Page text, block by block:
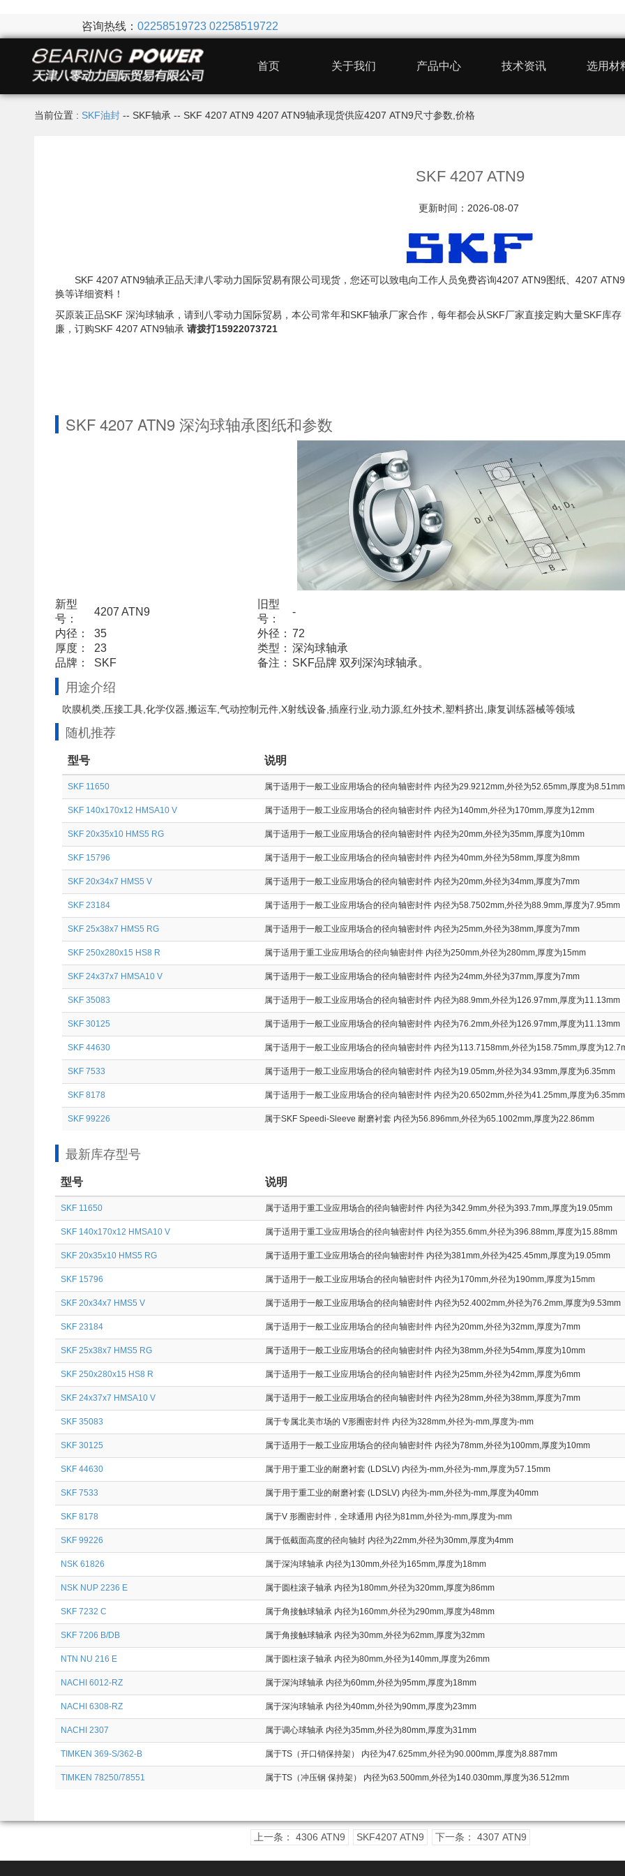
咨询热线： 02258519723 02258519722
首页 关于我们 产品中心 技术资讯 选用材
当前位置 : SKF油封-- SKF轴承 -- SKF 4207 ATN9 4207 ATN9轴承现货供应4207 ATN9尺寸参数,价格
SKF 4207 ATN9
更新时间：2026-08-07
SKF 4207 ATN9轴承正品天津八零动力国际贸易有限公司现货，您还可以致电向工作人员免费咨询4207 ATN9图纸、4207
换等详细资料！
买原装正品SKF 深沟球轴承，请到八零动力国际贸易，本公司常年和SKF轴承厂家合作，每年都会从SKF厂家直接定购大量SKF库
廉，订购SKF 4207 ATN9轴承 请拨打15922073721
SKF 4207 ATN9 深沟球轴承图纸和参数
新型
号：
4207 ATN9
旧型
号：
-
内径：
35 外径： 72
厚度：
23 类型： 深沟球轴承
品牌：
SKF 备注： SKF品牌 双列深沟球轴承。
用途介绍
吹膜机类,压接工具,化学仪器,搬运车,气动控制元件,X射线设备,插座行业,动力源,红外技术,塑料挤出,康复训练器械等领域
随机推荐
型号 说明
SKF 11650 属于适用于一般工业应用场合的径向轴密封件 内径为29.9212mm,外径为52.65mm,厚度为8.51mm
SKF 140x170x12 HMSA10 V 属于适用于一般工业应用场合的径向轴密封件 内径为140mm,外径为170mm,厚度为12mm
SKF 20x35x10 HMS5 RG 属于适用于一般工业应用场合的径向轴密封件 内径为20mm,外径为35mm,厚度为10mm
SKF 15796 属于适用于一般工业应用场合的径向轴密封件 内径为40mm,外径为58mm,厚度为8mm
SKF 20x34x7 HMS5 V 属于适用于一般工业应用场合的径向轴密封件 内径为20mm,外径为34mm,厚度为7mm
SKF 23184 属于适用于一般工业应用场合的径向轴密封件 内径为58.7502mm,外径为88.9mm,厚度为7.95mm
SKF 25x38x7 HMS5 RG 属于适用于一般工业应用场合的径向轴密封件 内径为25mm,外径为38mm,厚度为7mm
SKF 250x280x15 HS8 R 属于适用于重工业应用场合的径向轴密封件 内径为250mm,外径为280mm,厚度为15mm
SKF 24x37x7 HMSA10 V 属于适用于一般工业应用场合的径向轴密封件 内径为24mm,外径为37mm,厚度为7mm
SKF 35083 属于适用于一般工业应用场合的径向轴密封件 内径为88.9mm,外径为126.97mm,厚度为11.13mm
SKF 30125 属于适用于一般工业应用场合的径向轴密封件 内径为76.2mm,外径为126.97mm,厚度为11.13mm
SKF 44630 属于适用于一般工业应用场合的径向轴密封件 内径为113.7158mm,外径为158.75mm,厚度为
SKF 7533 属于适用于一般工业应用场合的径向轴密封件 内径为19.05mm,外径为34.93mm,厚度为6.35mm
SKF 8178 属于适用于一般工业应用场合的径向轴密封件 内径为20.6502mm,外径为41.25mm,厚度为6.35mm
SKF 99226 属于SKF Speedi-Sleeve 耐磨衬套 内径为56.896mm,外径为65.1002mm,厚度为22.86mm
最新库存型号
型号 说明
SKF 11650 属于适用于重工业应用场合的径向轴密封件 内径为342.9mm,外径为393.7mm,厚度为19.05mm
SKF 140x170x12 HMSA10 V 属于适用于重工业应用场合的径向轴密封件 内径为355.6mm,外径为396.88mm,厚度为15.88mm
SKF 20x35x10 HMS5 RG 属于适用于重工业应用场合的径向轴密封件 内径为381mm,外径为425.45mm,厚度为19.05mm
SKF 15796 属于适用于一般工业应用场合的径向轴密封件 内径为170mm,外径为190mm,厚度为15mm
SKF 20x34x7 HMS5 V 属于适用于一般工业应用场合的径向轴密封件 内径为52.4002mm,外径为76.2mm,厚度为9.53mm
SKF 23184 属于适用于一般工业应用场合的径向轴密封件 内径为20mm,外径为32mm,厚度为7mm
SKF 25x38x7 HMS5 RG 属于适用于一般工业应用场合的径向轴密封件 内径为38mm,外径为54mm,厚度为10mm
SKF 250x280x15 HS8 R 属于适用于一般工业应用场合的径向轴密封件 内径为25mm,外径为42mm,厚度为6mm
SKF 24x37x7 HMSA10 V 属于适用于一般工业应用场合的径向轴密封件 内径为28mm,外径为38mm,厚度为7mm
SKF 35083 属于专属北美市场的 V形圈密封件 内径为328mm,外径为-mm,厚度为-mm
SKF 30125 属于适用于一般工业应用场合的径向轴密封件 内径为78mm,外径为100mm,厚度为10mm
SKF 44630 属于用于重工业的耐磨衬套 (LDSLV) 内径为-mm,外径为-mm,厚度为57.15mm
SKF 7533 属于用于重工业的耐磨衬套 (LDSLV) 内径为-mm,外径为-mm,厚度为40mm
SKF 8178 属于V 形圈密封件，全球通用 内径为81mm,外径为-mm,厚度为-mm
SKF 99226 属于低截面高度的径向轴封 内径为22mm,外径为30mm,厚度为4mm
NSK 61826 属于深沟球轴承 内径为130mm,外径为165mm,厚度为18mm
NSK NUP 2236 E 属于圆柱滚子轴承 内径为180mm,外径为320mm,厚度为86mm
SKF 7232 C 属于角接触球轴承 内径为160mm,外径为290mm,厚度为48mm
SKF 7206 B/DB 属于角接触球轴承 内径为30mm,外径为62mm,厚度为32mm
NTN NU 216 E 属于圆柱滚子轴承 内径为80mm,外径为140mm,厚度为26mm
NACHI 6012-RZ 属于深沟球轴承 内径为60mm,外径为95mm,厚度为18mm
NACHI 6308-RZ 属于深沟球轴承 内径为40mm,外径为90mm,厚度为23mm
NACHI 2307 属于调心球轴承 内径为35mm,外径为80mm,厚度为31mm
TIMKEN 369-S/362-B 属于TS（开口销保持架） 内径为47.625mm,外径为90.000mm,厚度为8.887mm
TIMKEN 78250/78551 属于TS（冲压钢 保持架） 内径为63.500mm,外径为140.030mm,厚度为36.512mm
上一条： 4306 ATN9 SKF4207 ATN9 下一条： 4307 ATN9